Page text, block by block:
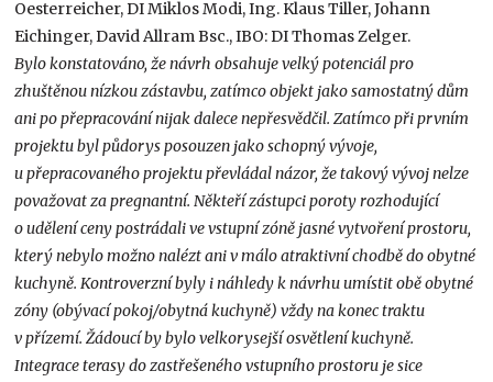
Oesterreicher, DI Miklos Modi, Ing. Klaus Tiller, Johann
Eichinger, David Allram Bsc., IBO: DI Thomas Zelger.
Bylo konstatováno, že návrh obsahuje velký potenciál pro
zhuštěnou nízkou zástavbu, zatímco objekt jako samostatný dům
ani po přepracování nijak dalece nepřesvědčil. Zatímco při prvním
projektu byl půdorys posouzen jako schopný vývoje,
u přepracovaného projektu převládal názor, že takový vývoj nelze
považovat za pregnantní. Někteří zástupci poroty rozhodující
o udělení ceny postrádali ve vstupní zóně jasné vytvoření prostoru,
který nebylo možno nalézt ani v málo atraktivní chodbě do obytné
kuchyně. Kontroverzní byly i náhledy k návrhu umístit obě obytné
zóny (obývací pokoj/obytná kuchyně) vždy na konec traktu
v přízemí. Žádoucí by bylo velkorysejší osvětlení kuchyně.
Integrace terasy do zastřešeného vstupního prostoru je sice